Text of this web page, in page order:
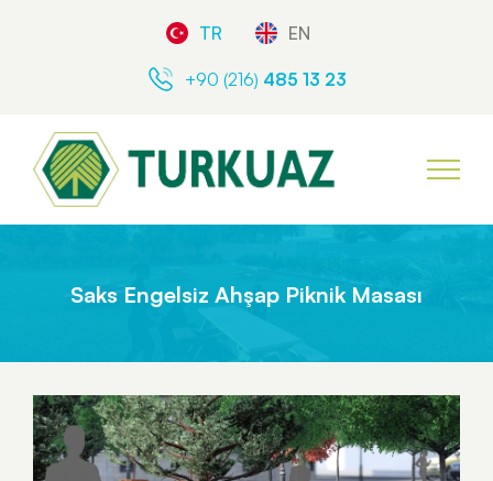
TR EN
+90 (216) 485 13 23
Saks Engelsiz Ahşap Piknik Masası